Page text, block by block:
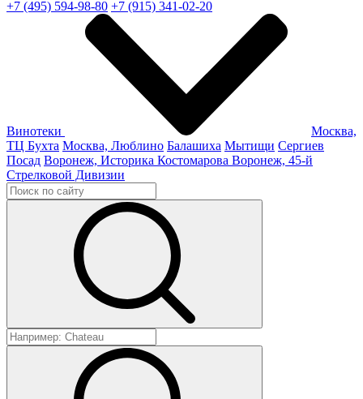
+7 (495) 594-98-80 +7 (915) 341-02-20
Винотеки
Москва,
ТЦ Бухта Москва, Люблино Балашиха Мытищи Сергиев
Посад Воронеж, Историка Костомарова Воронеж, 45-й
Стрелковой Дивизии